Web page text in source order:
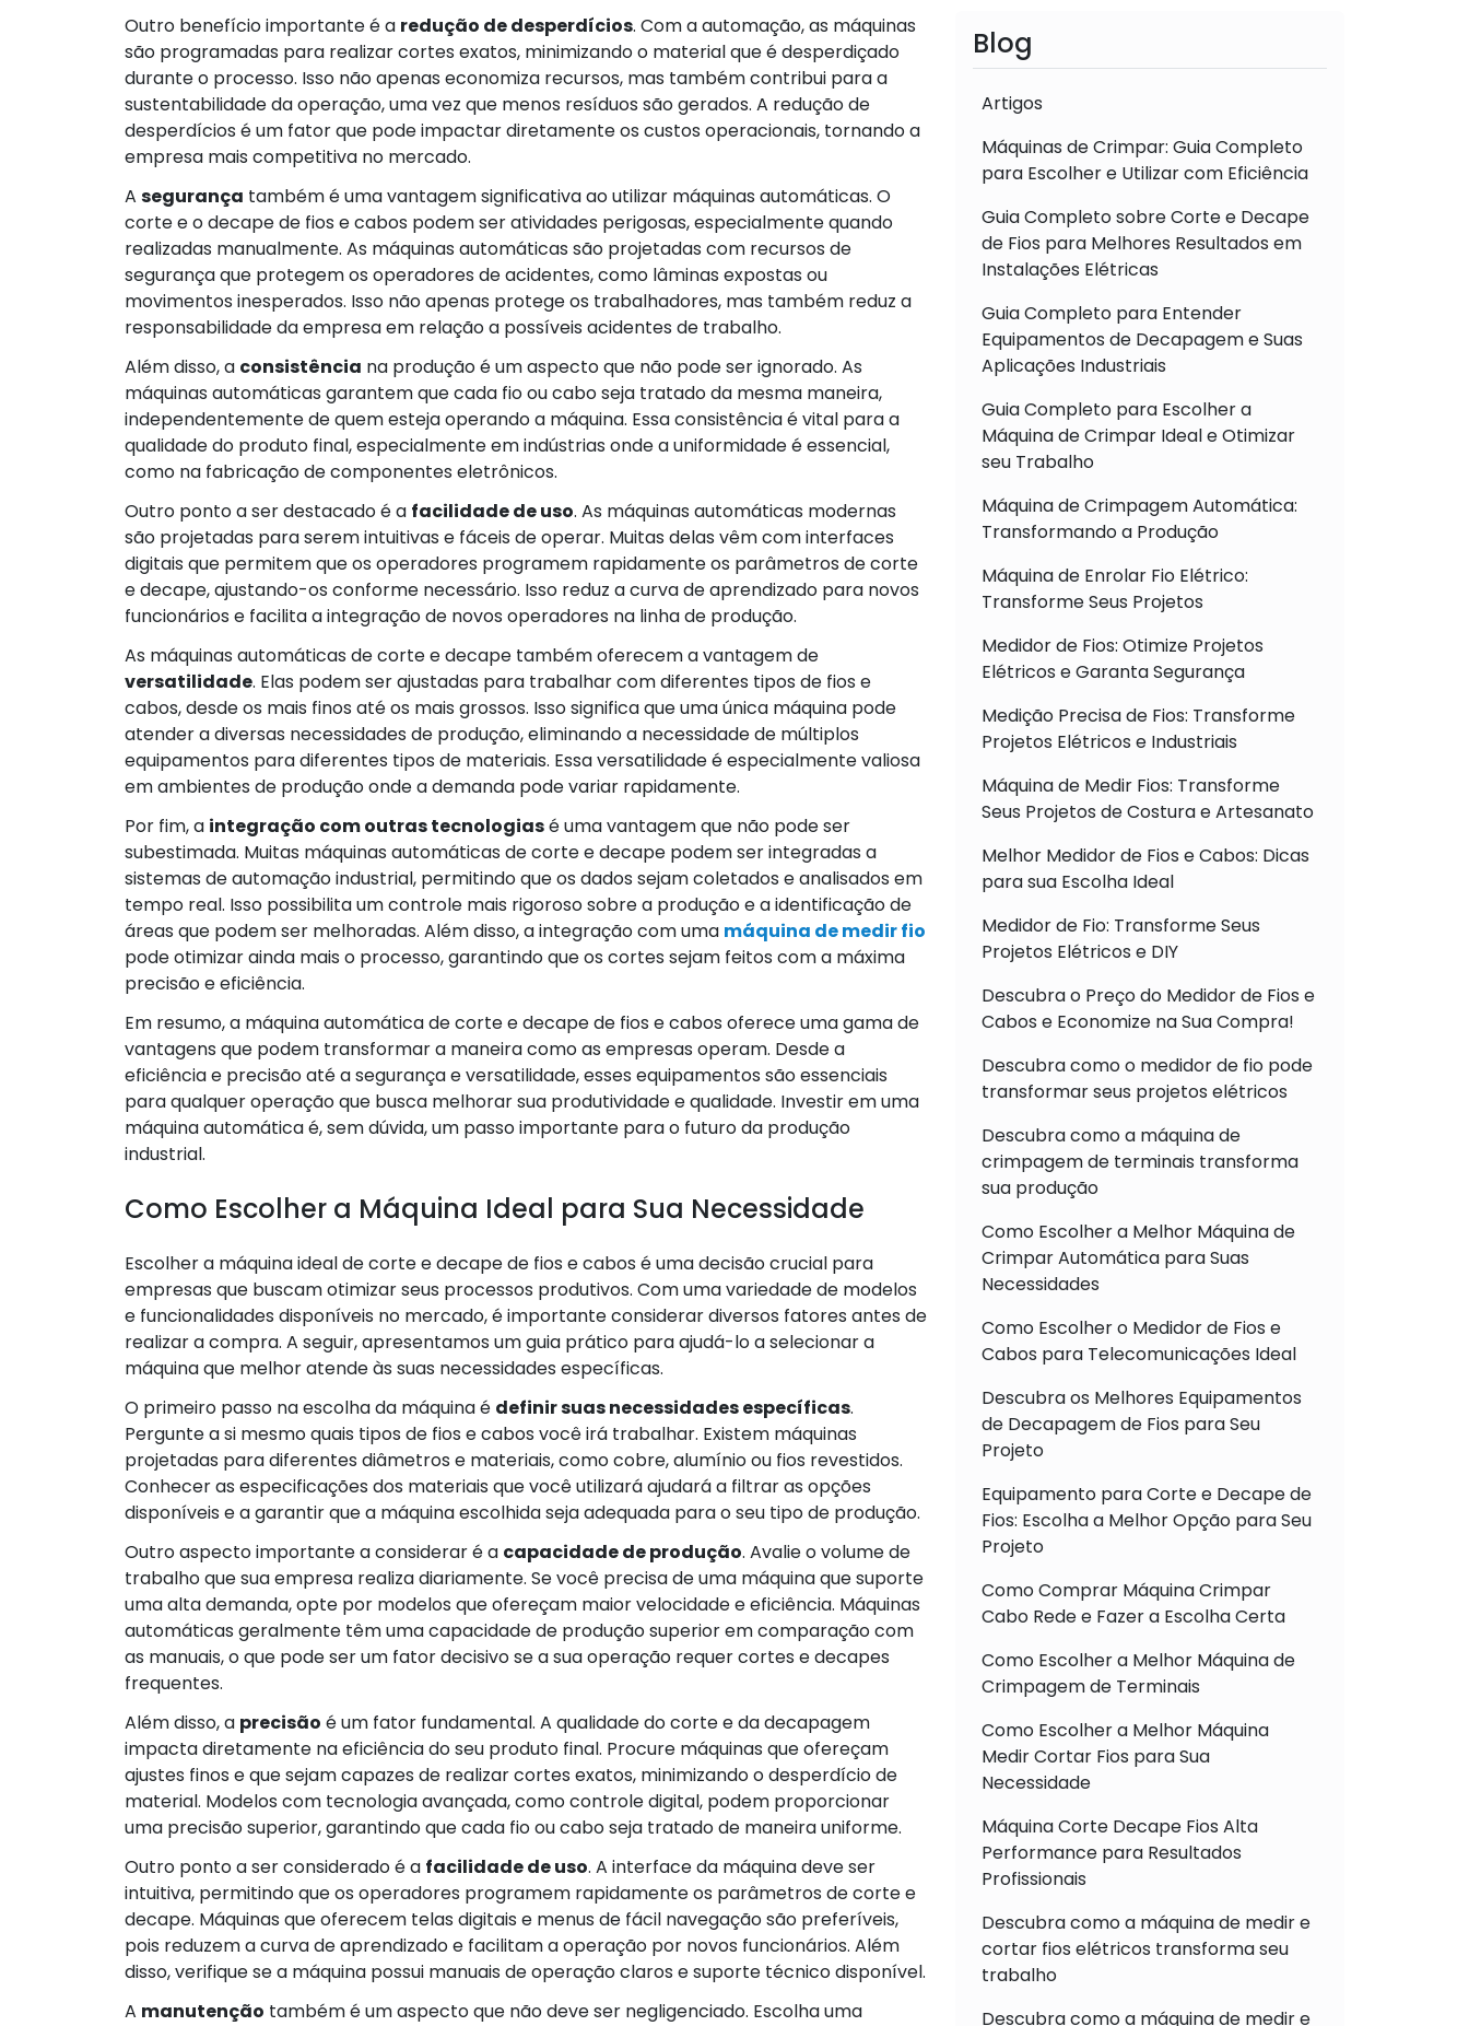
Outro benefício importante é a redução de desperdícios. Com a automação, as máquinas
são programadas para realizar cortes exatos, minimizando o material que é desperdiçado
durante o processo. Isso não apenas economiza recursos, mas também contribui para a
sustentabilidade da operação, uma vez que menos resíduos são gerados. A redução de
desperdícios é um fator que pode impactar diretamente os custos operacionais, tornando a
empresa mais competitiva no mercado.
A segurança também é uma vantagem significativa ao utilizar máquinas automáticas. O
corte e o decape de fios e cabos podem ser atividades perigosas, especialmente quando
realizadas manualmente. As máquinas automáticas são projetadas com recursos de
segurança que protegem os operadores de acidentes, como lâminas expostas ou
movimentos inesperados. Isso não apenas protege os trabalhadores, mas também reduz a
responsabilidade da empresa em relação a possíveis acidentes de trabalho.
Além disso, a consistência na produção é um aspecto que não pode ser ignorado. As
máquinas automáticas garantem que cada fio ou cabo seja tratado da mesma maneira,
independentemente de quem esteja operando a máquina. Essa consistência é vital para a
qualidade do produto final, especialmente em indústrias onde a uniformidade é essencial,
como na fabricação de componentes eletrônicos.
Outro ponto a ser destacado é a facilidade de uso. As máquinas automáticas modernas
são projetadas para serem intuitivas e fáceis de operar. Muitas delas vêm com interfaces
digitais que permitem que os operadores programem rapidamente os parâmetros de corte
e decape, ajustando-os conforme necessário. Isso reduz a curva de aprendizado para novos
funcionários e facilita a integração de novos operadores na linha de produção.
As máquinas automáticas de corte e decape também oferecem a vantagem de
versatilidade. Elas podem ser ajustadas para trabalhar com diferentes tipos de fios e
cabos, desde os mais finos até os mais grossos. Isso significa que uma única máquina pode
atender a diversas necessidades de produção, eliminando a necessidade de múltiplos
equipamentos para diferentes tipos de materiais. Essa versatilidade é especialmente valiosa
em ambientes de produção onde a demanda pode variar rapidamente.
Por fim, a integração com outras tecnologiasé uma vantagem que não pode ser
subestimada. Muitas máquinas automáticas de corte e decape podem ser integradas a
sistemas de automação industrial, permitindo que os dados sejam coletados e analisados em
tempo real. Isso possibilita um controle mais rigoroso sobre a produção e a identificação de
áreas que podem ser melhoradas. Além disso, a integração com uma máquina de medir fio
pode otimizar ainda mais o processo, garantindo que os cortes sejam feitos com a máxima
precisão e eficiência.
Em resumo, a máquina automática de corte e decape de fios e cabos oferece uma gama de
vantagens que podem transformar a maneira como as empresas operam. Desde a
eficiência e precisão até a segurança e versatilidade, esses equipamentos são essenciais
para qualquer operação que busca melhorar sua produtividade e qualidade. Investir em uma
máquina automática é, sem dúvida, um passo importante para o futuro da produção
industrial.
Como Escolher a Máquina Ideal para Sua Necessidade
Escolher a máquina ideal de corte e decape de fios e cabos é uma decisão crucial para
empresas que buscam otimizar seus processos produtivos. Com uma variedade de modelos
e funcionalidades disponíveis no mercado, é importante considerar diversos fatores antes de
realizar a compra. A seguir, apresentamos um guia prático para ajudá-lo a selecionar a
máquina que melhor atende às suas necessidades específicas.
O primeiro passo na escolha da máquina é definir suas necessidades específicas.
Pergunte a si mesmo quais tipos de fios e cabos você irá trabalhar. Existem máquinas
projetadas para diferentes diâmetros e materiais, como cobre, alumínio ou fios revestidos.
Conhecer as especificações dos materiais que você utilizará ajudará a filtrar as opções
disponíveis e a garantir que a máquina escolhida seja adequada para o seu tipo de produção.
Outro aspecto importante a considerar é a capacidade de produção. Avalie o volume de
trabalho que sua empresa realiza diariamente. Se você precisa de uma máquina que suporte
uma alta demanda, opte por modelos que ofereçam maior velocidade e eficiência. Máquinas
automáticas geralmente têm uma capacidade de produção superior em comparação com
as manuais, o que pode ser um fator decisivo se a sua operação requer cortes e decapes
frequentes.
Além disso, a precisão é um fator fundamental. A qualidade do corte e da decapagem
impacta diretamente na eficiência do seu produto final. Procure máquinas que ofereçam
ajustes finos e que sejam capazes de realizar cortes exatos, minimizando o desperdício de
material. Modelos com tecnologia avançada, como controle digital, podem proporcionar
uma precisão superior, garantindo que cada fio ou cabo seja tratado de maneira uniforme.
Outro ponto a ser considerado é a facilidade de uso. A interface da máquina deve ser
intuitiva, permitindo que os operadores programem rapidamente os parâmetros de corte e
decape. Máquinas que oferecem telas digitais e menus de fácil navegação são preferíveis,
pois reduzem a curva de aprendizado e facilitam a operação por novos funcionários. Além
disso, verifique se a máquina possui manuais de operação claros e suporte técnico disponível.
A manutenção também é um aspecto que não deve ser negligenciado. Escolha uma
Blog
Artigos
Máquinas de Crimpar: Guia Completo
para Escolher e Utilizar com Eficiência
Guia Completo sobre Corte e Decape
de Fios para Melhores Resultados em
Instalações Elétricas
Guia Completo para Entender
Equipamentos de Decapagem e Suas
Aplicações Industriais
Guia Completo para Escolher a
Máquina de Crimpar Ideal e Otimizar
seu Trabalho
Máquina de Crimpagem Automática:
Transformando a Produção
Máquina de Enrolar Fio Elétrico:
Transforme Seus Projetos
Medidor de Fios: Otimize Projetos
Elétricos e Garanta Segurança
Medição Precisa de Fios: Transforme
Projetos Elétricos e Industriais
Máquina de Medir Fios: Transforme
Seus Projetos de Costura e Artesanato
Melhor Medidor de Fios e Cabos: Dicas
para sua Escolha Ideal
Medidor de Fio: Transforme Seus
Projetos Elétricos e DIY
Descubra o Preço do Medidor de Fios e
Cabos e Economize na Sua Compra!
Descubra como o medidor de fio pode
transformar seus projetos elétricos
Descubra como a máquina de
crimpagem de terminais transforma
sua produção
Como Escolher a Melhor Máquina de
Crimpar Automática para Suas
Necessidades
Como Escolher o Medidor de Fios e
Cabos para Telecomunicações Ideal
Descubra os Melhores Equipamentos
de Decapagem de Fios para Seu
Projeto
Equipamento para Corte e Decape de
Fios: Escolha a Melhor Opção para Seu
Projeto
Como Comprar Máquina Crimpar
Cabo Rede e Fazer a Escolha Certa
Como Escolher a Melhor Máquina de
Crimpagem de Terminais
Como Escolher a Melhor Máquina
Medir Cortar Fios para Sua
Necessidade
Máquina Corte Decape Fios Alta
Performance para Resultados
Profissionais
Descubra como a máquina de medir e
cortar fios elétricos transforma seu
trabalho
Descubra como a máquina de medir e